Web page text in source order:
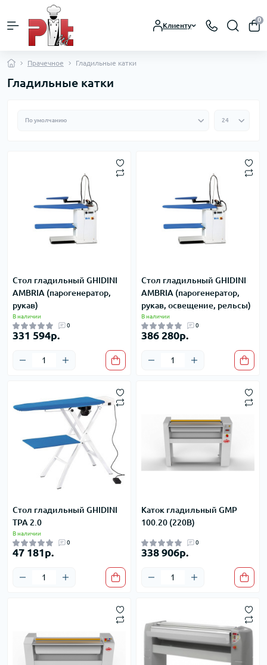
Клиенту
0
Прачечное Гладильные катки
Гладильные катки
Стол гладильный GHIDINI
AMBRIA (парогенератор,
рукав)
В наличии
0
331 594р.
Стол гладильный GHIDINI
AMBRIA (парогенератор,
рукав, освещение, рельсы)
В наличии
0
386 280р.
Стол гладильный GHIDINI
TPA 2.0
В наличии
0
47 181р.
Каток гладильный GMP
100.20 (220В)
0
338 906р.